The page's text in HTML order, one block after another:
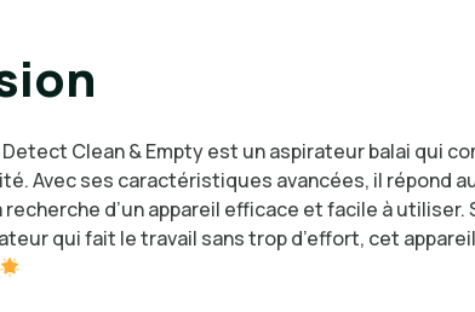
Detect Clean & Empty est un aspirateur balai qui
Avec ses caractéristiques avancées, il répond
d’un appareil efficace et facile à utiliser.
qui fait le travail sans trop d’effort, cet